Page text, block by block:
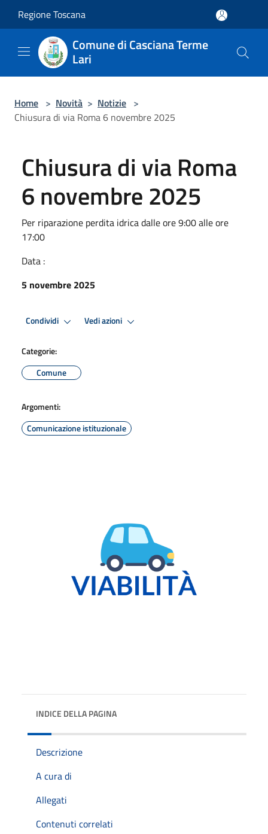
Regione Toscana
Comune di Casciana Terme
Lari
Home > Novità > Notizie >
Chiusura di via Roma 6 novembre 2025
Chiusura di via Roma
6 novembre 2025
Per riparazione perdita idrica dalle ore 9:00 alle ore
17:00
Data :
5 novembre 2025
Condividi Vedi azioni
Categorie:
Comune
Argomenti:
Comunicazione istituzionale
INDICE DELLA PAGINA
Descrizione
A cura di
Allegati
Contenuti correlati